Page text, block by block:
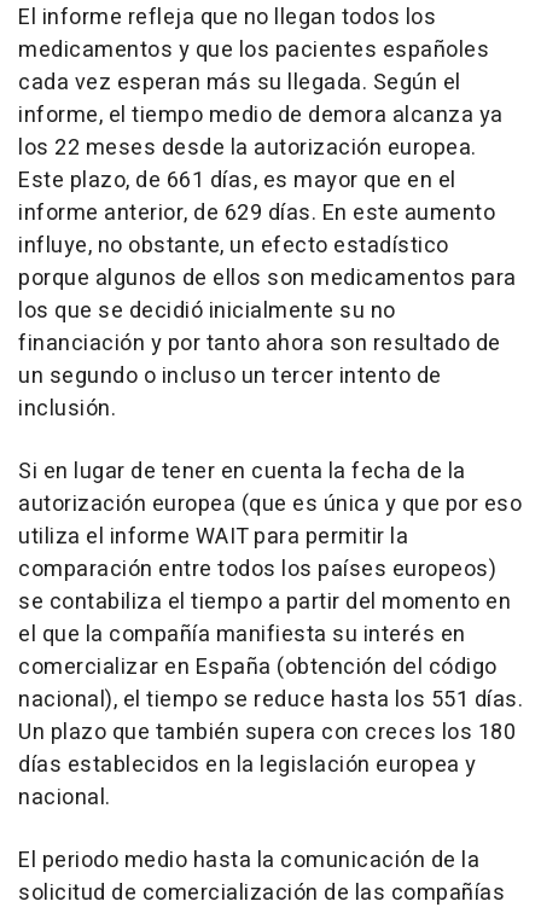
El informe refleja que no llegan todos los
medicamentos y que los pacientes españoles
cada vez esperan más su llegada. Según el
informe, el tiempo medio de demora alcanza ya
los 22 meses desde la autorización europea.
Este plazo, de 661 días, es mayor que en el
informe anterior, de 629 días. En este aumento
influye, no obstante, un efecto estadístico
porque algunos de ellos son medicamentos para
los que se decidió inicialmente su no
financiación y por tanto ahora son resultado de
un segundo o incluso un tercer intento de
inclusión.
Si en lugar de tener en cuenta la fecha de la
autorización europea (que es única y que por eso
utiliza el informe WAIT para permitir la
comparación entre todos los países europeos)
se contabiliza el tiempo a partir del momento en
el que la compañía manifiesta su interés en
comercializar en España (obtención del código
nacional), el tiempo se reduce hasta los 551 días.
Un plazo que también supera con creces los 180
días establecidos en la legislación europea y
nacional.
El periodo medio hasta la comunicación de la
solicitud de comercialización de las compañías